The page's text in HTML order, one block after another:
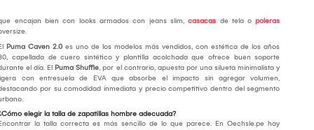
encajan bien con looks armados con jeans slim,casacas de tela opoleras
Puma Caven 2.0 es uno de los modelos más vendidos, con estética de los años
capellada de cuero sintético y plantilla acolchada que ofrece buen soporte
el día. El Puma Shuffle, por el contrario, apuesta por una silueta minimalista y
con entresuela de EVA que absorbe el impacto sin agregar volumen,
por su comodidad inmediata y precio competitivo dentro del segmento
elegir la talla de zapatillas hombre adecuada?
la talla correcta es más sencillo de lo que parece. En Oechsle.pe hay